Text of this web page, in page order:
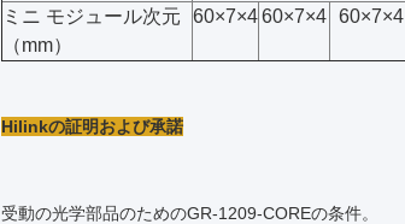
ミニ モジュール次元
（mm）
60×7×460×7×4 60×7×4
Hilinkの証明および承諾
受動の光学部品のためのGR-1209-COREの条件。